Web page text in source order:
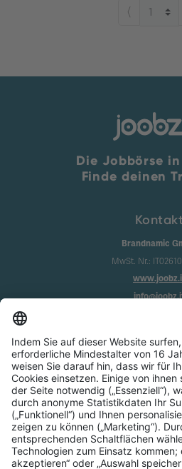
⟨
Die Jobbörse
Finde deinen
Kontakt
Brandnamic
MwSt. Nr.:
Impressum
AGB
Cookie-
Service
Über uns